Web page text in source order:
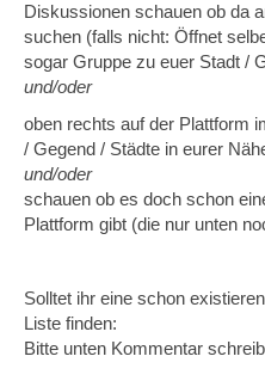
Diskussionen schauen ob da
suchen (falls nicht: Öffnet
sogar Gruppe zu euer Stadt /
und/oder
oben rechts auf der Plattform
/ Gegend / Städte in eurer
und/oder
schauen ob es doch schon
Plattform gibt (die nur unten
Solltet ihr eine schon
Liste finden:
Bitte unten Kommentar